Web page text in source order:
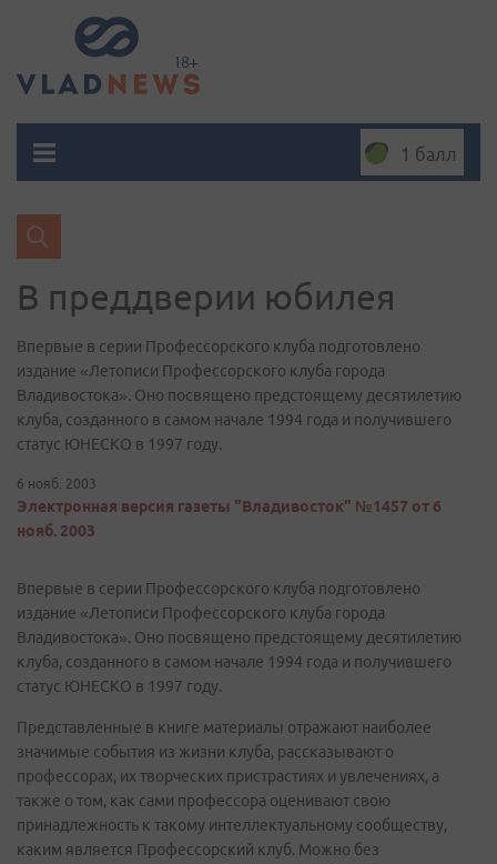
1 балл
В преддверии юбилея
Впервые в серии Профессорского клуба подготовлено
издание «Летописи Профессорского клуба города
Владивостока». Оно посвящено предстоящему десятилетию
клуба, созданного в самом начале 1994 года и получившего
статус ЮНЕСКО в 1997 году.
6 нояб. 2003
Электронная версия газеты "Владивосток" №1457 от 6
нояб. 2003
Впервые в серии Профессорского клуба подготовлено
издание «Летописи Профессорского клуба города
Владивостока». Оно посвящено предстоящему десятилетию
клуба, созданного в самом начале 1994 года и получившего
статус ЮНЕСКО в 1997 году.
Представленные в книге материалы отражают наиболее
значимые события из жизни клуба, рассказывают о
профессорах, их творческих пристрастиях и увлечениях, а
также о том, как сами профессора оценивают свою
принадлежность к такому интеллектуальному сообществу,
каким является Профессорский клуб. Можно без